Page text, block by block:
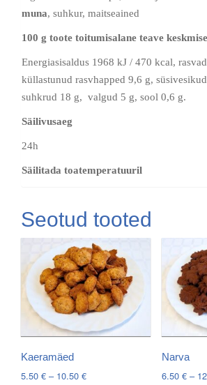
muna, suhkur, maitseained
100 g toote toitumisalane teave
Energiasisaldus 1968 kJ / 470 kcal,
küllastunud rasvhapped 9,6 g,
suhkrud 18 g, valgud 5 g, sool 0,6 g.
Säilivusaeg
24h
Säilitada toatemperatuuril
Seotud tooted
Kaeramäed
5.50 € – 10.50 €Price
Narva
6.50 € –